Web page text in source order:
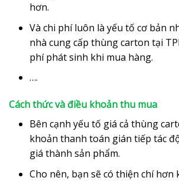
hơn.
Và chi phí luôn là yếu tố cơ bản
nhà cung cấp thùng carton tại
phí phát sinh khi mua hàng.
….
Cách thức và điều khoản thu mua
Bên cạnh yếu tố giá cả thùng
khoản thanh toán gián tiếp tác
giá thành sản phẩm.
Cho nên, bạn sẽ có thiện chí hơn